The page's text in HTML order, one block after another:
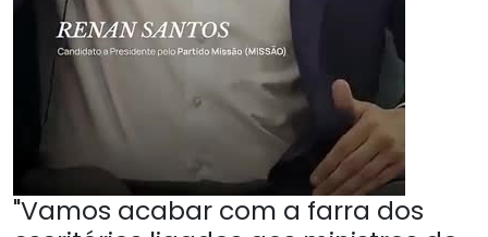
"Vamos acabar com a farra dos